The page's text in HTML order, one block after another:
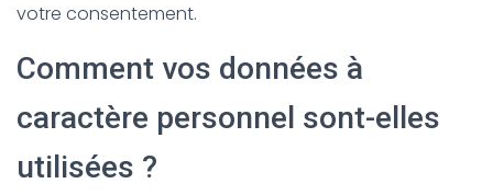
votre consentement.
Comment vos données à
caractère personnel sont-elles
utilisées ?